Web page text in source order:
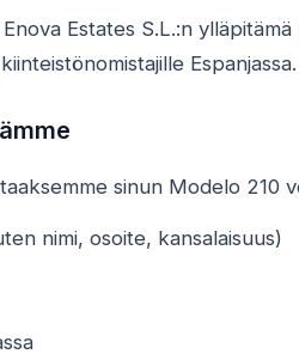
Estates S.L.:n
Espanjassa.
sinun Modelo
nimi, osoite, kansalaisuus)